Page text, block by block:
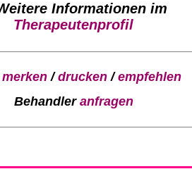
Informationen im
Therapeutenprofil
merken/drucken/empfehlen
Behandler anfragen